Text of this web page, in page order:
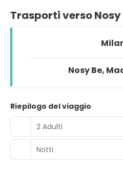
Trasporti verso
Nosy Be,
Riepilogo del viaggio
2 Adulti
Notti